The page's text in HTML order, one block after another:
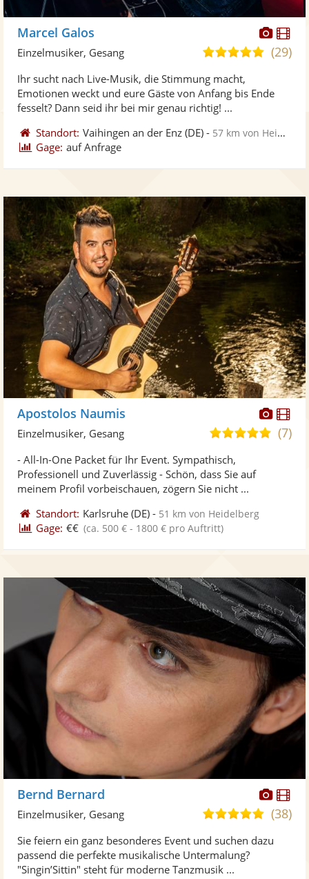
Marcel Galos
5,0
5
(29)
Einzelmusiker, Gesang
Ihr sucht nach Live-Musik, die Stimmung macht,
Emotionen weckt und eure Gäste von Anfang bis Ende
fesselt? Dann seid ihr bei mir genau richtig! ...
Standort: Vaihingen an der Enz (DE) - 57 km von Heidelberg
Gage: auf Anfrage
Apostolos Naumis
5,0(7)
Einzelmusiker, Gesang
- All-In-One Packet für Ihr Event. Sympathisch,
Professionell und Zuverlässig - Schön, dass Sie auf
meinem Profil vorbeischauen, zögern Sie nicht ...
Standort: Karlsruhe (DE) - 51 km von Heidelberg
Gage: €€ (ca. 500 € - 1800 € pro Auftritt)
Bernd Bernard
4,9
5
(38)
Einzelmusiker, Gesang
Sie feiern ein ganz besonderes Event und suchen dazu
passend die perfekte musikalische Untermalung?
"Singin’Sittin" steht für moderne Tanzmusik ...